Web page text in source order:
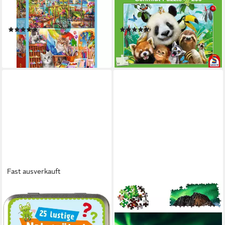
2x500 Teile Puzzle, 500
Puzzleteile
(1)
ab 15,95 €
lieferbar - in 2-3 Werktagen bei dir
(Kinderpuzzle), 299
Puzzleteile
(1)
ab 15,20 €
lieferbar - in 9-11 Werktagen bei
dir
Fast ausverkauft
Puzzle 25 lustige Naturrätsel
für Kinder, Puzzleteile
ab 10,30 €
FLINTRY
Puzzle 1000 Teile für
Erwachsene, Norwegen